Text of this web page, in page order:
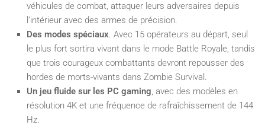
véhicules de combat, attaquer leurs adversaires depuis
l’intérieur avec des armes de précision.
Des modes spéciaux. Avec 15 opérateurs au départ, seul
le plus fort sortira vivant dans le mode Battle Royale, tandis
que trois courageux combattants devront repousser des
hordes de morts-vivants dans Zombie Survival.
Un jeu fluide sur les PC gaming, avec des modèles en
résolution 4K et une fréquence de rafraîchissement de 144
Hz.